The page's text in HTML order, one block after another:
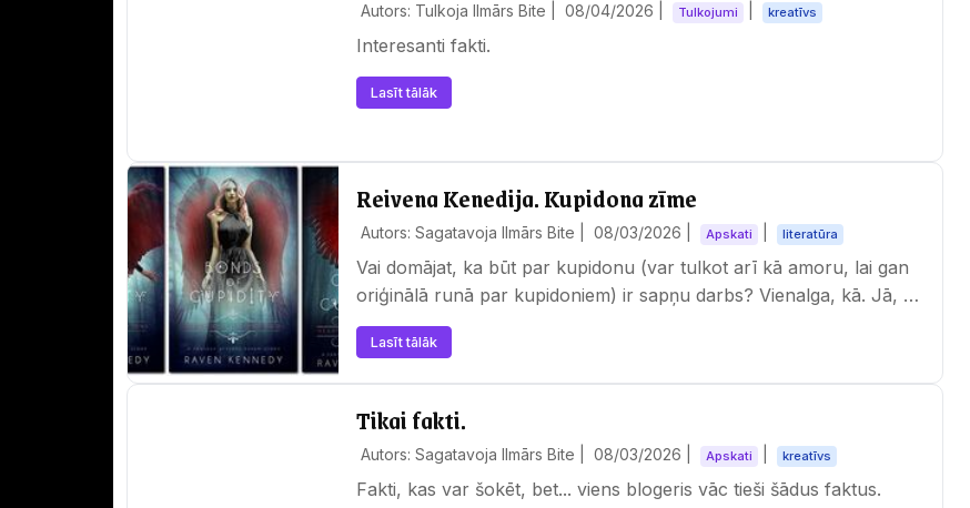
Autors: Tulkoja Ilmārs Bite | 08/04/2026 Tulkojumi kreatīvs
Interesanti fakti.
Lasīt tālāk
Reivena Kenedija. Kupidona zīme
Autors: Sagatavoja Ilmārs Bite | 08/03/2026 Apskati literatūra
Vai domājat, ka būt par kupidonu (var tulkot arī kā amoru, lai gan
oriģinālā runā par kupidoniem) ir sapņu darbs? Vienalga, kā. Jā, es
varu dot…
Lasīt tālāk
Tikai fakti.
Autors: Sagatavoja Ilmārs Bite | 08/03/2026 Apskati kreatīvs
Fakti, kas var šokēt, bet... viens blogeris vāc tieši šādus faktus.